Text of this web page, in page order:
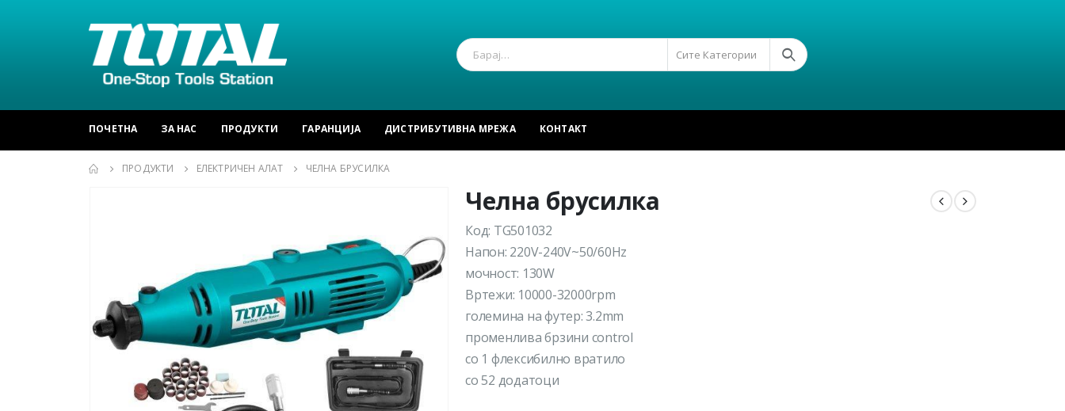
Сите Категории
ПОЧЕТНА ЗА НАС ПРОДУКТИ ГАРАНЦИЈА ДИСТРИБУТИВНА МРЕЖА КОНТАКТ
ПРОДУКТИ ЕЛЕКТРИЧЕН АЛАТ ЧЕЛНА БРУСИЛКА
Челна брусилка
Код: TG501032
Напон: 220V-240V~50/60Hz
мочност: 130W
Вртежи: 10000-32000rpm
големина на футер: 3.2mm
променлива брзини control
со 1 флексибилно вратило
со 52 додатоци